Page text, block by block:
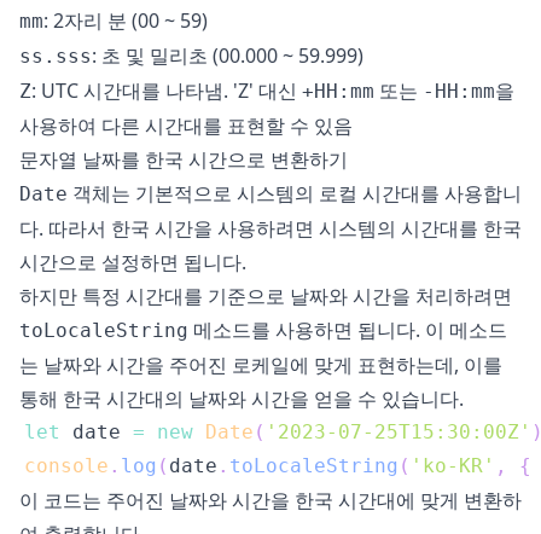
mm: 2자리 분 (00 ~ 59)
ss.sss: 초 및 밀리초 (00.000 ~ 59.999)
Z: UTC 시간대를 나타냄. 'Z' 대신 +HH:mm 또는 -HH:mm을
사용하여 다른 시간대를 표현할 수 있음
문자열 날짜를 한국 시간으로 변환하기
Date 객체는 기본적으로 시스템의 로컬 시간대를 사용합니
다. 따라서 한국 시간을 사용하려면 시스템의 시간대를 한국
시간으로 설정하면 됩니다.
하지만 특정 시간대를 기준으로 날짜와 시간을 처리하려면
toLocaleString 메소드를 사용하면 됩니다. 이 메소드
는 날짜와 시간을 주어진 로케일에 맞게 표현하는데, 이를
통해 한국 시간대의 날짜와 시간을 얻을 수 있습니다.
let date = new Date ( '2023-07-25T15:30:00Z'
console . log ( date . toLocaleString ( 'ko-KR' , {
이 코드는 주어진 날짜와 시간을 한국 시간대에 맞게 변환하